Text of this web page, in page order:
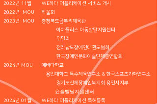
2022년 11월 WE하다 어플리케이션 서비스 개시
2022년 MOU 하울회
2023년 MOU 충청북도곰두리체육관
아이플러스 아동발달지원센터
위밀리
전라남도장애인태권도협회
한국장애인문화예술단체총연합회
2024년 MOU 에바다학교
용인대학교 특수체육연구소 & 한국스포츠과학연구소
경기도신체장애인복지회 용인시지부
윤슬발달지원센터
2024년 01월 WE하다 어플리케이션 특허등록